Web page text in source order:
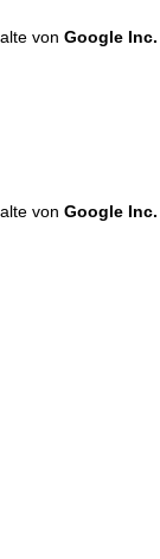
von Google Inc.
von Google Inc.